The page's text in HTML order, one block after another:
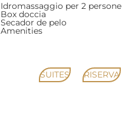
Idromassaggio per 2 persone
Box doccia
Secador de pelo
Amenities
SUITES RISERVA